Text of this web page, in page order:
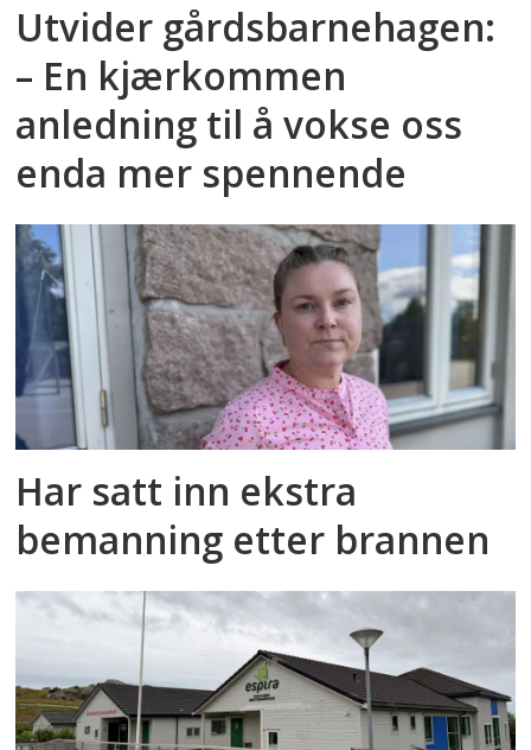
Utvider gårdsbarnehagen:
– En kjærkommen
anledning til å vokse oss
enda mer spennende
Har satt inn ekstra
bemanning etter brannen